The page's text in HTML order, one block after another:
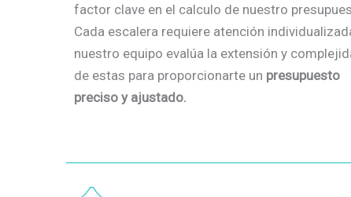
factor clave en el calculo de nuestro
Cada escalera requiere atención
nuestro equipo evalúa la extensión y
de estas para proporcionarte un presupuesto
preciso y ajustado.